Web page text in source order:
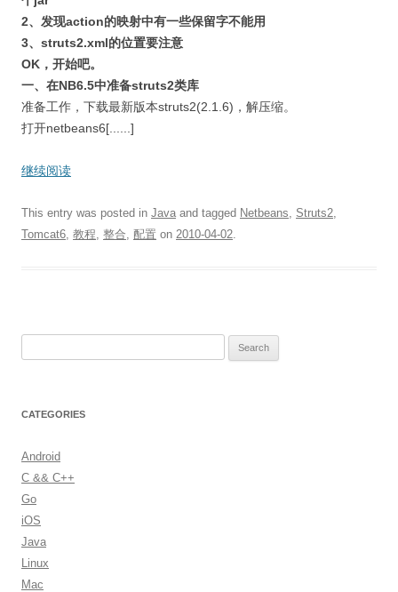
2、发现action的映射中有一些保留字不能用
3、struts2.xml的位置要注意
OK，开始吧。
一、在NB6.5中准备struts2类库
准备工作，下载最新版本struts2(2.1.6)，解压缩。
打开netbeans6[......]
继续阅读
This entry was posted in Java and tagged Netbeans, Struts2,
Tomcat6, 教程, 整合, 配置 on 2010-04-02.
r
h
f
o
r
:
CATEGORIES
Android
C && C++
Go
iOS
Java
Linux
Mac